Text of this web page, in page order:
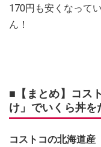
170円も安くなって
ん！
■【まとめ】コス
け」でいくら丼を
コストコの北海道産